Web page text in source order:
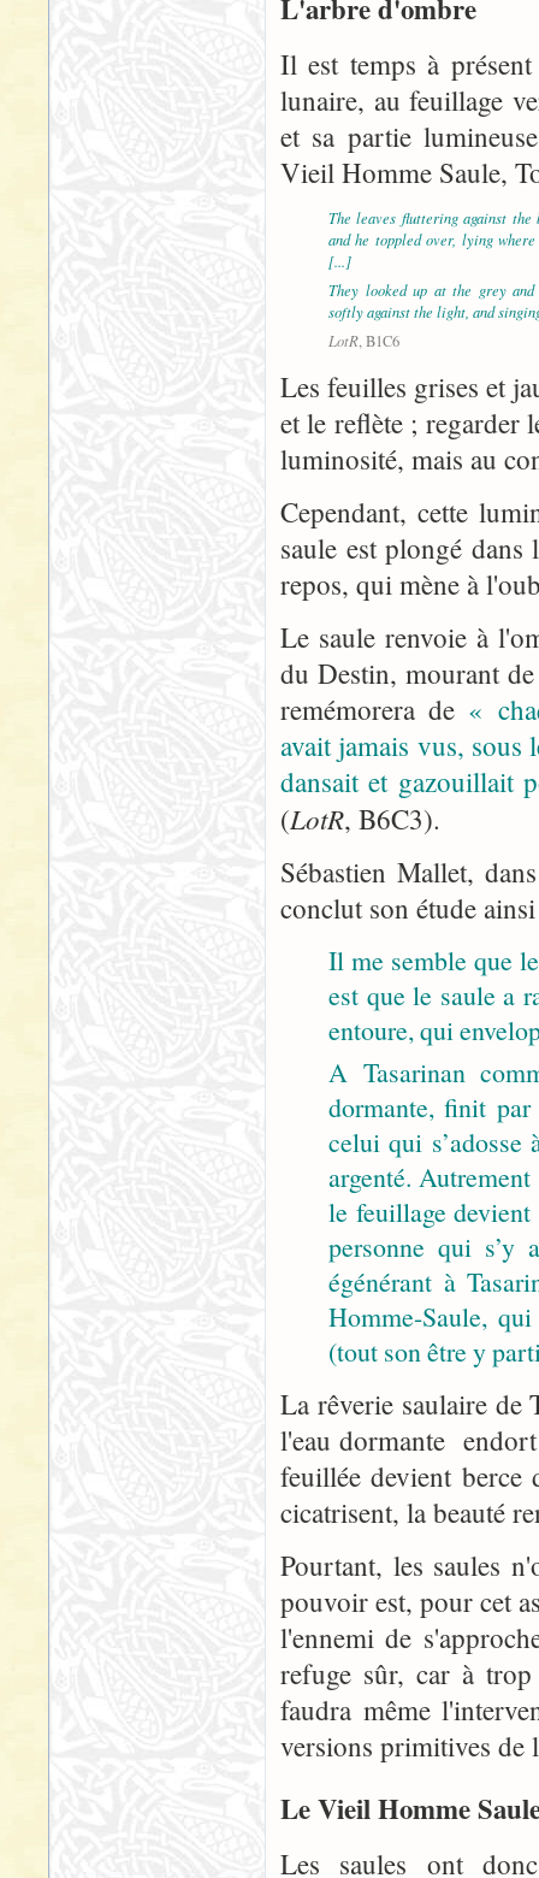
L'arbre d'ombre
Il est temps à
lunaire, au feuillage
et sa partie
Vieil Homme Saule,
The leaves fluttering against
and he toppled over, lying
[...]
They looked up at the grey
softly against the light, and
LotR, B1C6
Les feuilles grises et
et le reflète ; regarder
luminosité, mais au
Cependant, cette
saule est plongé
repos, qui mène à
Le saule renvoie à
du Destin, mourant
remémorera de «
avait jamais vus, sous
dansait et gazouillait
(LotR, B6C3).
Sébastien Mallet,
conclut son étude
Il me semble que
est que le saule a
entoure, qui
A Tasarinan
dormante, finit
celui qui
argenté.
le feuillage
personne qui s’y
égénérant à
Homme-Saule,
(tout son être y
La rêverie saulaire de
l'eau dormante
feuillée devient berce
cicatrisent, la beauté
Pourtant, les saules
pouvoir est, pour cet
l'ennemi de
refuge sûr, car à
faudra même
versions primitives
Le Vieil Homme
Les saules ont